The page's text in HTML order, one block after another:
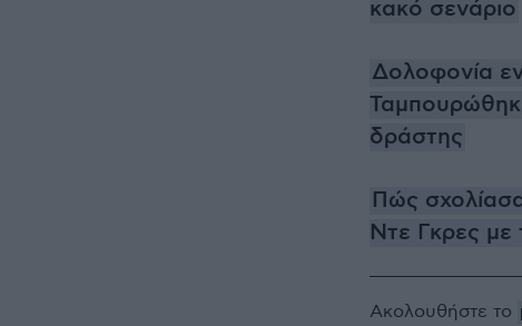
κακό σενάριο
Δολοφονία
δράστης
Πώς
Ντε Γκρες με
Ακολουθήστε το